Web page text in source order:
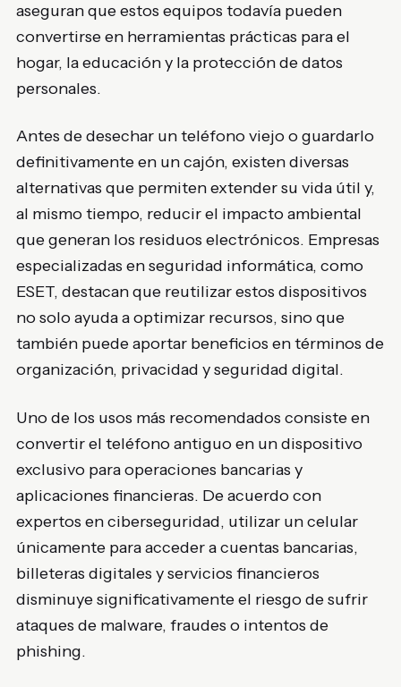
aseguran que estos equipos todavía pueden
convertirse en herramientas prácticas para el
hogar, la educación y la protección de datos
personales.
Antes de desechar un teléfono viejo o guardarlo
definitivamente en un cajón, existen diversas
alternativas que permiten extender su vida útil y,
al mismo tiempo, reducir el impacto ambiental
que generan los residuos electrónicos. Empresas
especializadas en seguridad informática, como
ESET, destacan que reutilizar estos dispositivos
no solo ayuda a optimizar recursos, sino que
también puede aportar beneficios en términos de
organización, privacidad y seguridad digital.
Uno de los usos más recomendados consiste en
convertir el teléfono antiguo en un dispositivo
exclusivo para operaciones bancarias y
aplicaciones financieras. De acuerdo con
expertos en ciberseguridad, utilizar un celular
únicamente para acceder a cuentas bancarias,
billeteras digitales y servicios financieros
disminuye significativamente el riesgo de sufrir
ataques de malware, fraudes o intentos de
phishing.